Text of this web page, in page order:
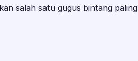
salah satu gugus bintang paling